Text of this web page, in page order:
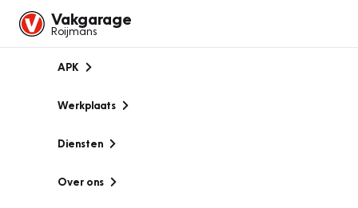
Vakgarage
Roijmans
APK
Werkplaats
Diensten
Over ons